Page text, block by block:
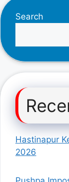
Search
Hastinapur
2026